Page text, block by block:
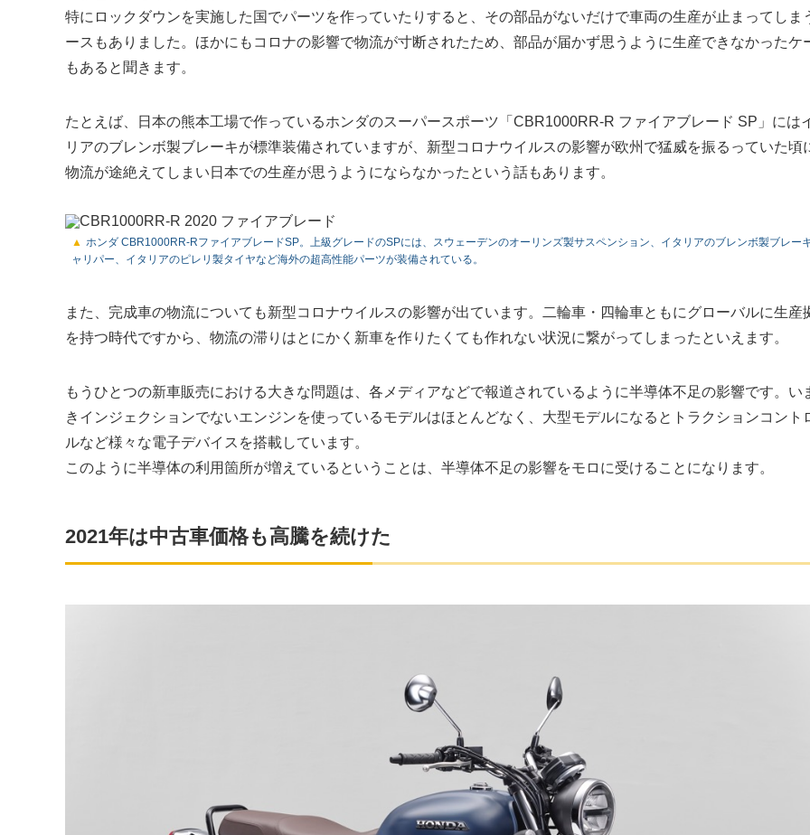
特にロックダウンを実施した国でパーツを作っていたりすると、その部品がないだけで車両の生産が止まってしま
ースもありました。ほかにもコロナの影響で物流が寸断されたため、部品が届かず思うように生産できなかったケ
もあると聞きます。
たとえば、日本の熊本工場で作っているホンダのスーパースポーツ「CBR1000RR-R ファイアブレード SP」には
リアのブレンボ製ブレーキが標準装備されていますが、新型コロナウイルスの影響が欧州で猛威を振るっていた頃
物流が途絶えてしまい日本での生産が思うようにならなかったという話もあります。
ホンダ CBR1000RR-RファイアブレードSP。上級グレードのSPには、スウェーデンのオーリンズ製サスペンション、イタリアのブレンボ製ブレー
ャリパー、イタリアのピレリ製タイヤなど海外の超高性能パーツが装備されている。
また、完成車の物流についても新型コロナウイルスの影響が出ています。二輪車・四輪車ともにグローバルに生産
を持つ時代ですから、物流の滞りはとにかく新車を作りたくても作れない状況に繋がってしまったといえます。
もうひとつの新車販売における大きな問題は、各メディアなどで報道されているように半導体不足の影響です。い
きインジェクションでないエンジンを使っているモデルはほとんどなく、大型モデルになるとトラクションコント
ルなど様々な電子デバイスを搭載しています。
このように半導体の利用箇所が増えているということは、半導体不足の影響をモロに受けることになります。
2021年は中古車価格も高騰を続けた